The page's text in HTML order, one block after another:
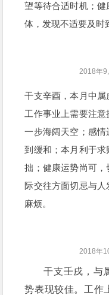
望等待合适时机；
体，发现不适要及时
2018年
干支辛酉，本月中属
工作事业上需要注
一步海阔天空；感
到缓和；本月利于
拙；健康运势尚可，
际交往方面切忌与
麻烦。
2018年
干支壬戌，与
势表现较佳。工作